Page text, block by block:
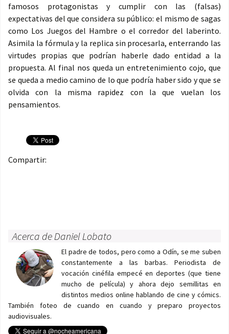
famosos protagonistas y cumplir con las (falsas)
expectativas del que considera su público: el mismo de sagas
como Los Juegos del Hambre o el corredor del laberinto.
Asimila la fórmula y la replica sin procesarla, enterrando las
virtudes propias que podrían haberle dado entidad a la
propuesta. Al final nos queda un entretenimiento cojo, que
se queda a medio camino de lo que podría haber sido y que se
olvida con la misma rapidez con la que vuelan los
pensamientos.
Compartir:
Acerca de Daniel Lobato
El padre de todos, pero como a Odín, se me suben
constantemente a las barbas. Periodista de
vocación cinéfila empecé en deportes (que tiene
mucho de película) y ahora dejo semillitas en
distintos medios online hablando de cine y cómics.
También foteo de cuando en cuando y preparo proyectos
audiovisuales.